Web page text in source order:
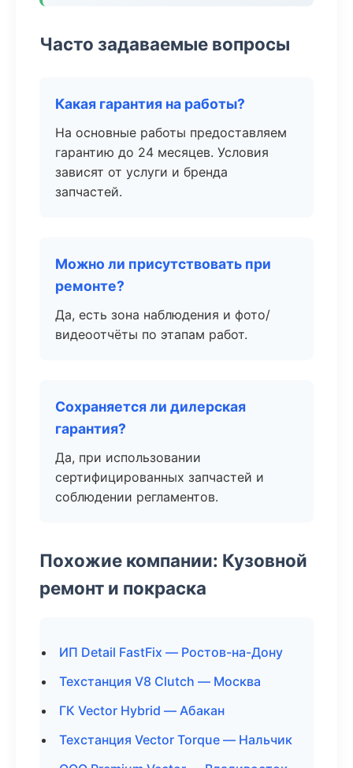
Часто задаваемые вопросы
Какая гарантия на работы?
На основные работы предоставляем
гарантию до 24 месяцев. Условия
зависят от услуги и бренда
запчастей.
Можно ли присутствовать при
ремонте?
Да, есть зона наблюдения и фото/
видеоотчёты по этапам работ.
Сохраняется ли дилерская
гарантия?
Да, при использовании
сертифицированных запчастей и
соблюдении регламентов.
Похожие компании: Кузовной
ремонт и покраска
ИП Detail FastFix — Ростов-на-Дону
Техстанция V8 Clutch — Москва
ГК Vector Hybrid — Абакан
Техстанция Vector Torque — Нальчик